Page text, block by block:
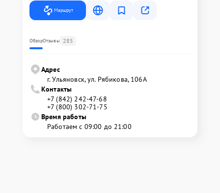
Маршрут
ОбзорОтзывы 285
Адрес
г. Ульяновск, ул. Рябикова, 106А
Контакты
+7 (842) 242-47-68
+7 (800) 302-71-75
Время работы
Работаем с 09:00 до 21:00